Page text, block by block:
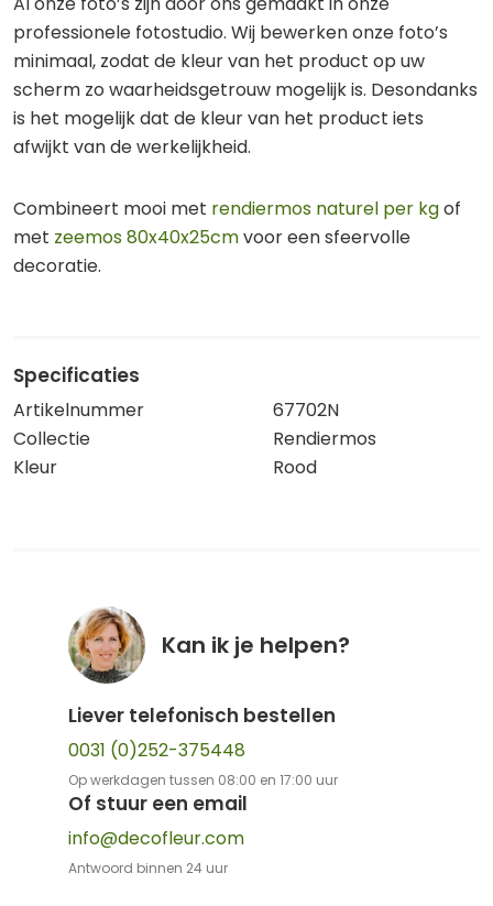
professionele fotostudio. Wij bewerken onze foto’s
minimaal, zodat de kleur van het product op uw
scherm zo waarheidsgetrouw mogelijk is. Desondanks
is het mogelijk dat de kleur van het product iets
afwijkt van de werkelijkheid.
Combineert mooi met rendiermos naturel per kgof
met zeemos 80x40x25cmvoor een sfeervolle
decoratie.
Specificaties
Artikelnummer
67702N
Collectie
Rendiermos
Kleur
Rood
Kan ik je helpen?
Liever telefonisch bestellen
0031 (0)252-375448
Op werkdagen tussen 08:00 en 17:00 uur
Of stuur een email
info@decofleur.com
Antwoord binnen 24 uur